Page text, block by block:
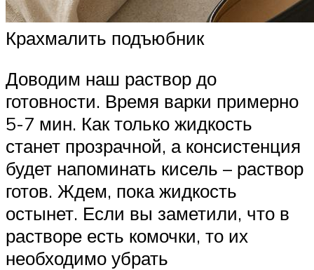
Крахмалить подъюбник
Доводим наш раствор до
готовности. Время варки примерно
5-7 мин. Как только жидкость
станет прозрачной, а консистенция
будет напоминать кисель – раствор
готов. Ждем, пока жидкость
остынет. Если вы заметили, что в
растворе есть комочки, то их
необходимо убрать